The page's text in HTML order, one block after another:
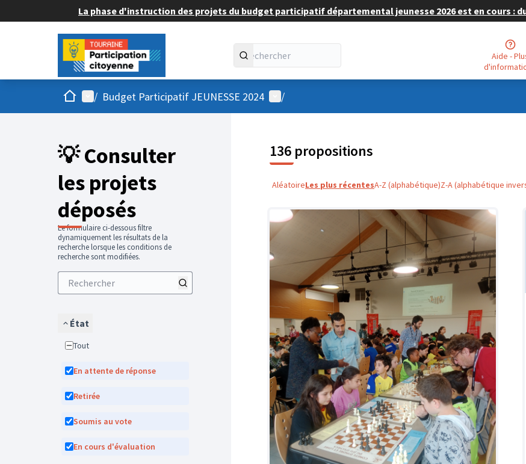
La phase d'instruction des projets du budget participatif départemental jeunesse 2026 est en cours :
Aide - Plus
AccueilMenu principal
/ Budget Participatif JEUNESSE 2024 Menu utilisateur
/
💡 Consulter
les projets
déposés
Le formulaire ci-dessous filtre
dynamiquement les résultats de la
recherche lorsque les conditions de
recherche sont modifiées.
État
Tout
En attente de réponse
Retirée
Soumis au vote
En cours d'évaluation
136 propositions
AléatoireLes plus récentesA-Z (alphabétique)Z-A (alphabétique